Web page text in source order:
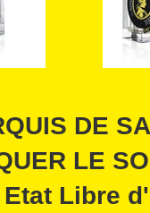
DE
LE
Libre